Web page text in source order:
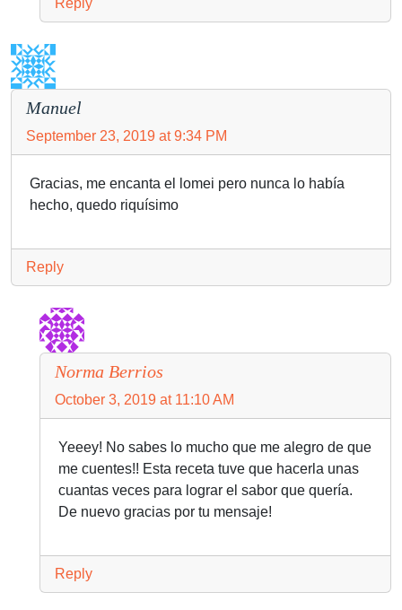
Reply
Manuel
September 23, 2019 at 9:34 PM
Gracias, me encanta el lomei pero nunca lo había
hecho, quedo riquísimo
Reply
Norma Berrios
October 3, 2019 at 11:10 AM
Yeeey! No sabes lo mucho que me alegro de que
me cuentes!! Esta receta tuve que hacerla unas
cuantas veces para lograr el sabor que quería.
De nuevo gracias por tu mensaje!
Reply